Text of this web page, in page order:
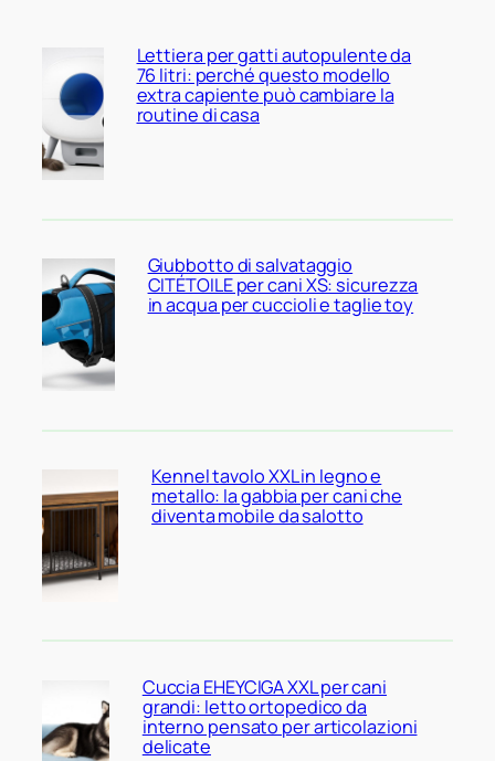
Lettiera per gatti autopulente da
76 litri: perché questo modello
extra capiente può cambiare la
routine di casa
Giubbotto di salvataggio
CITÉTOILE per cani XS: sicurezza
in acqua per cuccioli e taglie toy
Kennel tavolo XXL in legno e
metallo: la gabbia per cani che
diventa mobile da salotto
Cuccia EHEYCIGA XXL per cani
grandi: letto ortopedico da
interno pensato per articolazioni
delicate